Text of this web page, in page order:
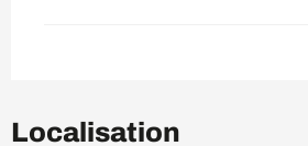
Localisation